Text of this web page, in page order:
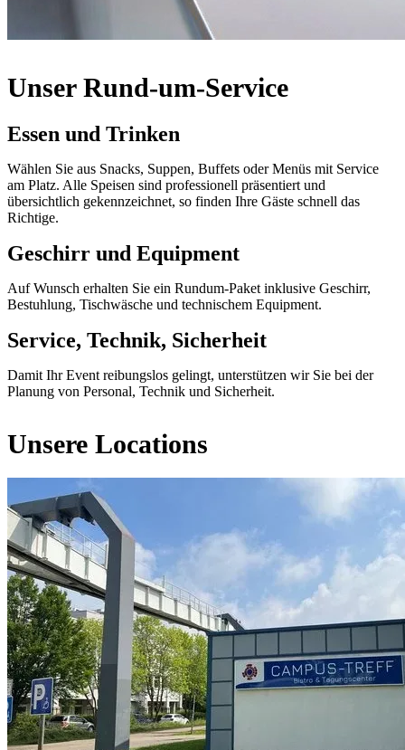
Unser Rund-um-Service
Essen und Trinken
Wählen Sie aus Snacks, Suppen, Buffets oder Menüs mit Service
am Platz. Alle Speisen sind professionell präsentiert und
übersichtlich gekennzeichnet, so finden Ihre Gäste schnell das
Richtige.
Geschirr und Equipment
Auf Wunsch erhalten Sie ein Rundum-Paket inklusive Geschirr,
Bestuhlung, Tischwäsche und technischem Equipment.
Service, Technik, Sicherheit
Damit Ihr Event reibungslos gelingt, unterstützen wir Sie bei der
Planung von Personal, Technik und Sicherheit.
Unsere Locations